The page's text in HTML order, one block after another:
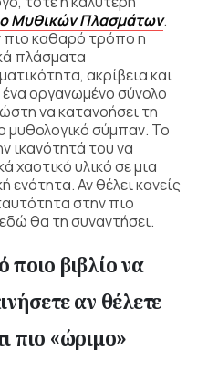
Μυθικών Πλασμάτων.
καθαρό τρόπο η
πλάσματα
ακρίβεια και
οργανωμένο σύνολο
να κατανοήσει τη
μυθολογικό σύμπαν. Το
ικανότητά του να
χαοτικό υλικό σε μια
ενότητα. Αν θέλει κανείς
στην πιο
θα τη συναντήσει.
ποιο βιβλίο να
αν θέλετε
πιο «ώριμο»